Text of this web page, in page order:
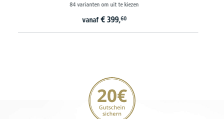
8 varianten om uit te kiezen
vanaf€ 798,30 i. p. v.
20€ korting verzekeren